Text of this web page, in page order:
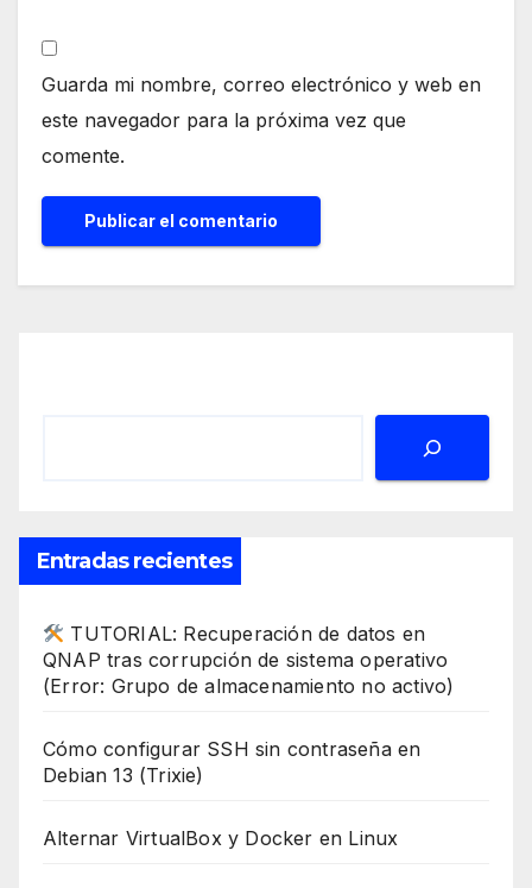
Guarda mi nombre, correo electrónico y web en
este navegador para la próxima vez que
comente.
Entradas recientes
TUTORIAL: Recuperación de datos en
QNAP tras corrupción de sistema operativo
(Error: Grupo de almacenamiento no activo)
Cómo configurar SSH sin contraseña en
Debian 13 (Trixie)
Alternar VirtualBox y Docker en Linux